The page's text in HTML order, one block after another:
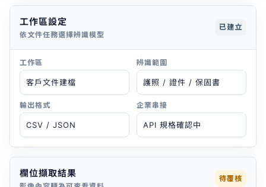
工作區設定
依文件任務選擇辨識模型
已建立
工作區
客戶文件建檔
辨識範圍
護照 / 證件 / 保固書
輸出格式
CSV / JSON
企業串接
API 規格確認中
欄位擷取結果 待覆核